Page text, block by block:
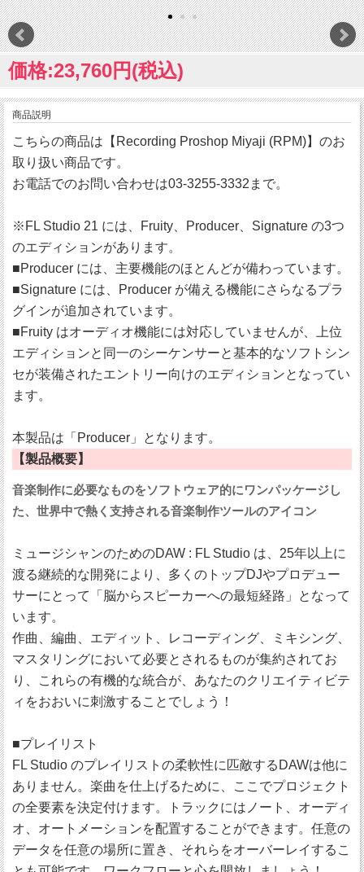
価格:23,760円(税込)
商品説明
こちらの商品は【Recording Proshop Miyaji (RPM)】のお
取り扱い商品です。
お電話でのお問い合わせは03-3255-3332まで。
※FL Studio 21 には、Fruity、Producer、Signature の3つ
のエディションがあります。
■Producer には、主要機能のほとんどが備わっています。
■Signature には、Producer が備える機能にさらなるプラ
グインが追加されています。
■Fruity はオーディオ機能には対応していませんが、上位
エディションと同一のシーケンサーと基本的なソフトシン
セが装備されたエントリー向けのエディションとなってい
ます。
本製品は「Producer」となります。
【製品概要】
音楽制作に必要なものをソフトウェア的にワンパッケージし
た、世界中で熱く支持される音楽制作ツールのアイコン
ミュージシャンのためのDAW : FL Studio は、25年以上に
渡る継続的な開発により、多くのトップDJやプロデュー
サーにとって「脳からスピーカーへの最短経路」となって
います。
作曲、編曲、エディット、レコーディング、ミキシング、
マスタリングにおいて必要とされるものが集約されてお
り、これらの有機的な統合が、あなたのクリエイティビテ
ィをおおいに刺激することでしょう！
■プレイリスト
FL Studio のプレイリストの柔軟性に匹敵するDAWは他に
ありません。楽曲を仕上げるために、ここでプロジェクト
の全要素を決定付けます。トラックにはノート、オーディ
オ、オートメーションを配置することができます。任意の
データを任意の場所に置き、それらをオーバーレイするこ